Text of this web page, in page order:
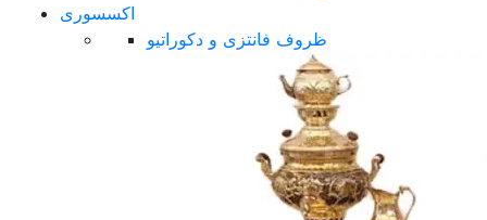
اکسسوری
ظروف فانتزی و دکوراتیو